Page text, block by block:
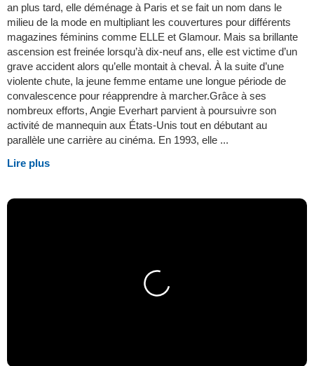
an plus tard, elle déménage à Paris et se fait un nom dans le
milieu de la mode en multipliant les couvertures pour différents
magazines féminins comme ELLE et Glamour. Mais sa brillante
ascension est freinée lorsqu’à dix-neuf ans, elle est victime d’un
grave accident alors qu’elle montait à cheval. À la suite d’une
violente chute, la jeune femme entame une longue période de
convalescence pour réapprendre à marcher.Grâce à ses
nombreux efforts, Angie Everhart parvient à poursuivre son
activité de mannequin aux États-Unis tout en débutant au
parallèle une carrière au cinéma. En 1993, elle ...
Lire plus